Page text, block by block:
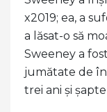
x2019; ea, a
a lăsat-o să
Sweeney a
jumătate de
trei ani și